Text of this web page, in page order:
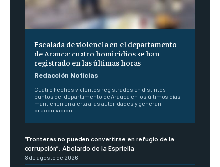
Escalada de violencia en el departamento
de Arauca: cuatro homicidios se han
registrado en las últimas horas
Redacción Noticias
Cuatro hechos violentos registrados en distintos
puntos del departamento de Arauca en los últimos días
mantienen en alerta a las autoridades y generan
preocupación...
“Fronteras no pueden convertirse en refugio de la
corrupción”: Abelardo de la Espriella
8 de agosto de 2026